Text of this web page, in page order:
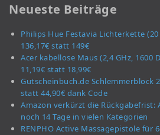
Neueste Beiträge
Philips Hue Festavia Lichterkette (20
136,17€ statt 149€
Acer kabellose Maus (2,4 GHz, 1600
11,19€ statt 18,99€
Gutscheinbuch.de Schlemmerblock
statt 44,90€ dank Code
Amazon verkürzt die Rückgabefrist:
noch 14 Tage in vielen Kategorien
RENPHO Active Massagepistole für